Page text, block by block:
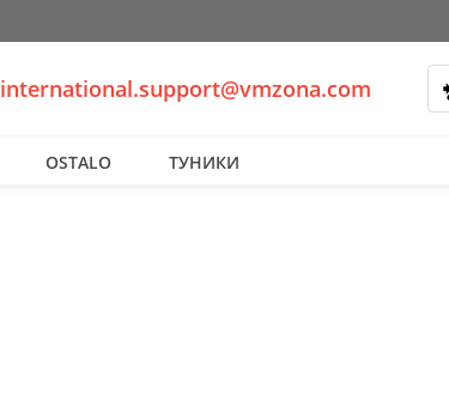
international.support@vmzona.com
OSTALO ТУНИКИ